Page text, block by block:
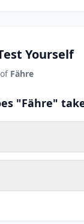
Yourself
Fähre
"Fähre"